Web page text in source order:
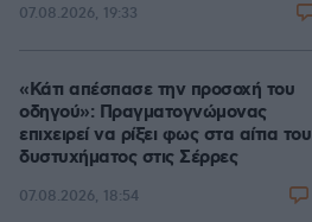
07.08.2026, 19:33
«Κάτι απέσπασε την προσοχή του
οδηγού»: Πραγματογνώμονας
επιχειρεί να ρίξει φως στα αίτια του
δυστυχήματος στις Σέρρες
07.08.2026, 18:54